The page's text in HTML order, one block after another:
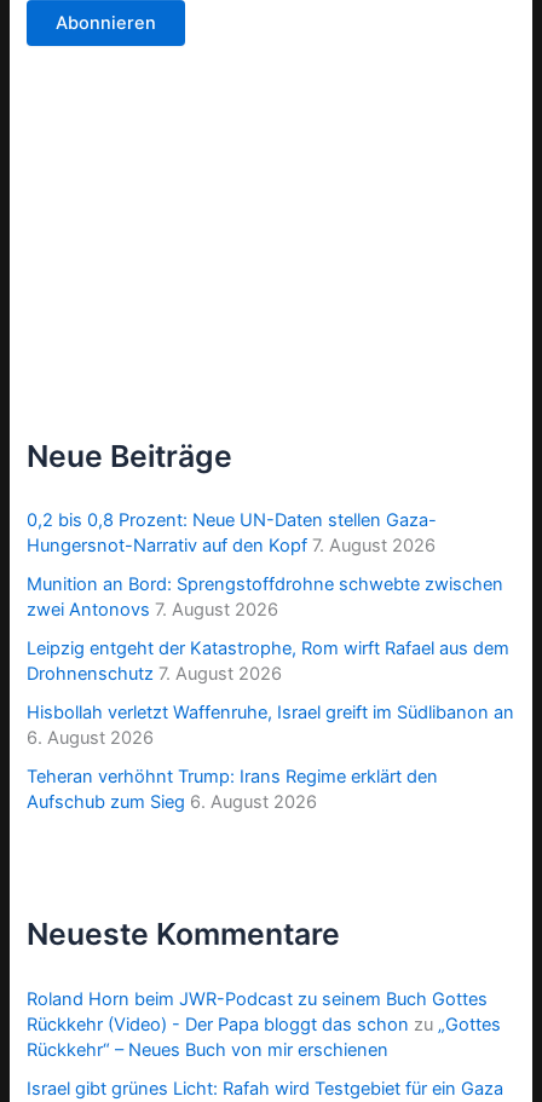
Neue Beiträge
0,2 bis 0,8 Prozent: Neue UN-Daten stellen Gaza-
Hungersnot-Narrativ auf den Kopf 7. August 2026
Munition an Bord: Sprengstoffdrohne schwebte zwischen
zwei Antonovs 7. August 2026
Leipzig entgeht der Katastrophe, Rom wirft Rafael aus dem
Drohnenschutz 7. August 2026
Hisbollah verletzt Waffenruhe, Israel greift im Südlibanon an
6. August 2026
Teheran verhöhnt Trump: Irans Regime erklärt den
Aufschub zum Sieg 6. August 2026
Neueste Kommentare
Roland Horn beim JWR-Podcast zu seinem Buch Gottes
Rückkehr (Video) - Der Papa bloggt das schon zu „Gottes
Rückkehr“ – Neues Buch von mir erschienen
Israel gibt grünes Licht: Rafah wird Testgebiet für ein Gaza